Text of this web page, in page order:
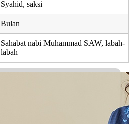
Syahid, saksi
Bulan
Sahabat nabi Muhammad SAW, labah-
labah